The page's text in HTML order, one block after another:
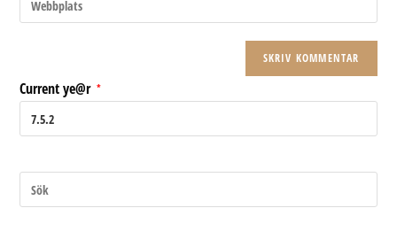
att
postadress
URL
webbplats
(valfritt)
Current ye@r *